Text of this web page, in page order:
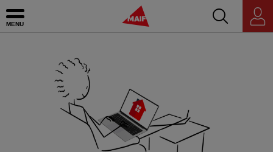
Ouvrir le menu MAIF - Allez à l'accueil de maif.fr
Accédez au
Espace
personnel